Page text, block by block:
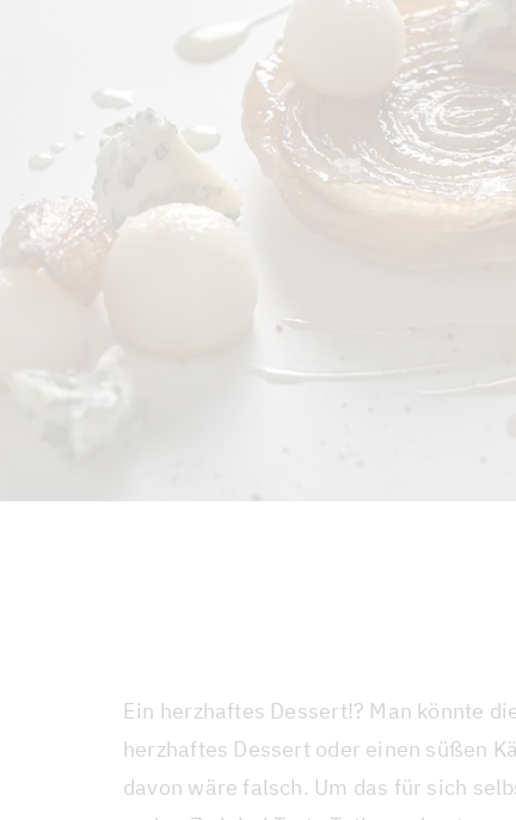
Ein herzhaftes Dessert!? Man könnte
herzhaftes Dessert oder einen süßen
davon wäre falsch. Um das für sich